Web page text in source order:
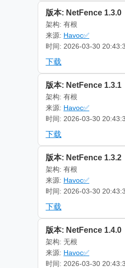
版本: NetFence 1.3.0
架构: 有根
来源: Havoc✅
时间: 2026-03-30
下载
版本: NetFence 1.3.1
架构: 有根
来源: Havoc✅
时间: 2026-03-30
下载
版本: NetFence 1.3.2
架构: 有根
来源: Havoc✅
时间: 2026-03-30
下载
版本: NetFence 1.4.0
架构: 无根
来源: Havoc✅
时间: 2026-03-30